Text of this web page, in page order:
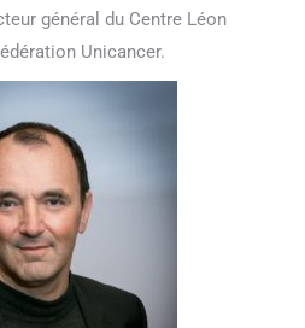
général du Centre Léon
Unicancer.